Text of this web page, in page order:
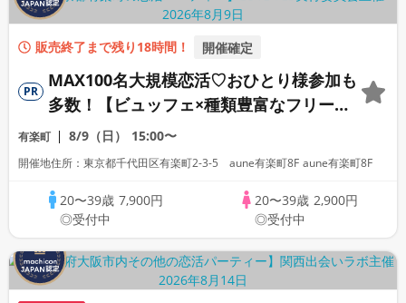
販売終了まで残り18時間！ 開催確定
PR
MAX100名大規模恋活♡おひとり様参加も
多数！【ビュッフェ×種類豊富なフリード
リンク♪】【大人の広々ダイニングバー貸
切】～LOVE FES TOKYO～
有楽町 8/9（日） 15:00〜
開催地住所：東京都千代田区有楽町2-3-5 aune有楽町8F aune有楽町8F
20〜39歳 7,900円
◎受付中
20〜39歳 2,900円
◎受付中